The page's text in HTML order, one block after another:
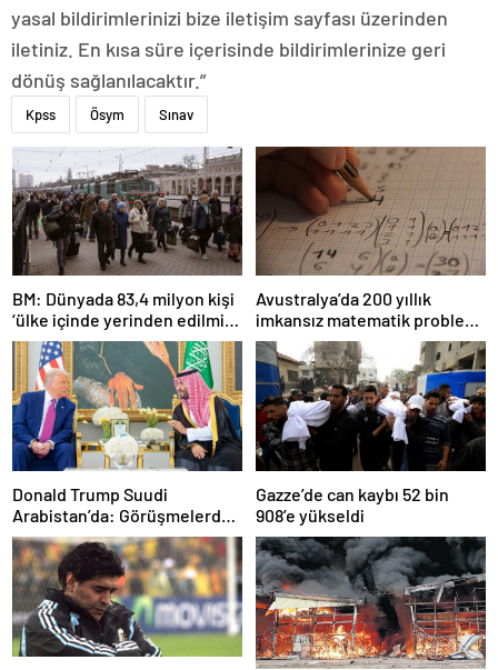
yasal bildirimlerinizi bize iletişim sayfası üzerinden
iletiniz. En kısa süre içerisinde bildirimlerinize geri
dönüş sağlanılacaktır.”
Kpss Ösym Sınav
BM: Dünyada 83,4 milyon kişi
‘ülke içinde yerinden edilmiş’
olarak yaşıyor
Avustralya’da 200 yıllık
imkansız matematik problemi
çözüldü
Donald Trump Suudi
Arabistan’da: Görüşmelerde
uyukladı
Gazze’de can kaybı 52 bin
908’e yükseldi